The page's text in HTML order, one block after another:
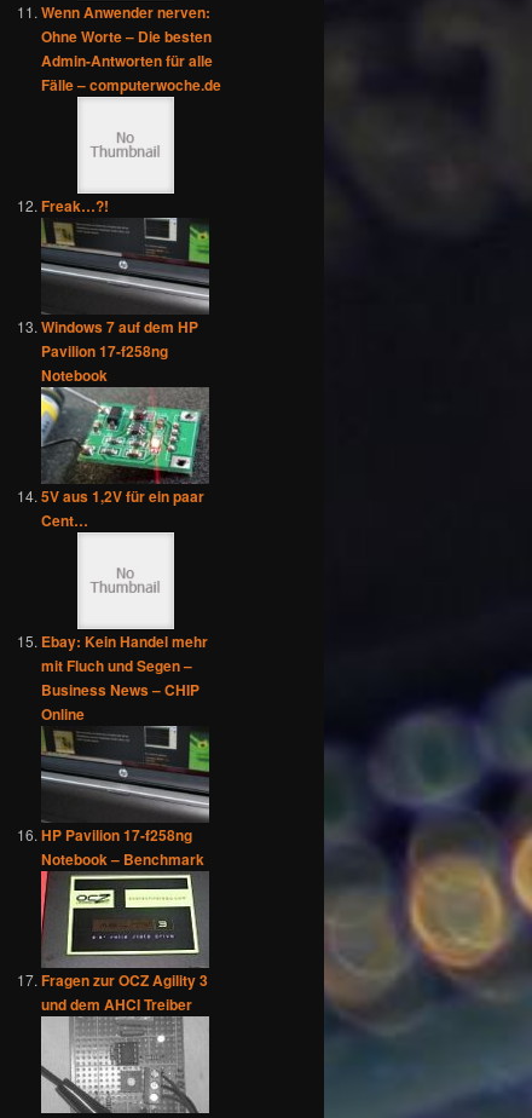
Wenn Anwender nerven:
Ohne Worte – Die besten
Admin-Antworten für alle
Fälle – computerwoche.de
Freak…?!
Windows 7 auf dem HP
Pavilion 17-f258ng
Notebook
5V aus 1,2V für ein paar
Cent…
Ebay: Kein Handel mehr
mit Fluch und Segen –
Business News – CHIP
Online
HP Pavilion 17-f258ng
Notebook – Benchmark
Fragen zur OCZ Agility 3
und dem AHCI Treiber